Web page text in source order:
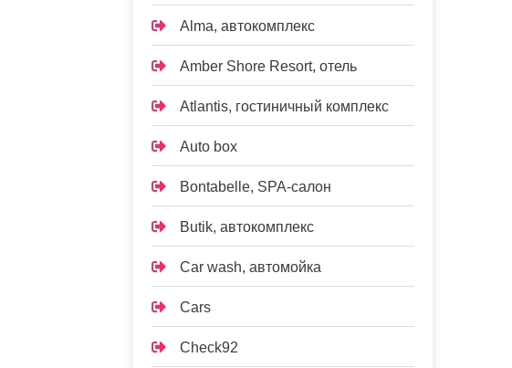
Alma, автокомплекс
Amber Shore Resort, отель
Atlantis, гостиничный комплекс
Auto box
Bontabelle, SPA-салон
Butik, автокомплекс
Car wash, автомойка
Cars
Check92